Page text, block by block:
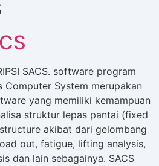
SACS. software program
Computer System merupakan
yang memiliki kemampuan
struktur lepas pantai (fixed
akibat dari gelombang
out, fatigue, lifting analysis,
dan lain sebagainya. SACS